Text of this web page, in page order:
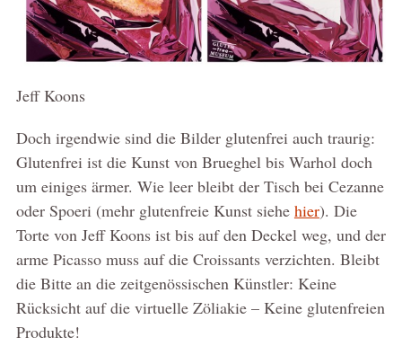
Jeff Koons
Doch irgendwie sind die Bilder glutenfrei auch traurig:
Glutenfrei ist die Kunst von Brueghel bis Warhol doch
um einiges ärmer. Wie leer bleibt der Tisch bei Cezanne
oder Spoeri (mehr glutenfreie Kunst siehe hier). Die
Torte von Jeff Koons ist bis auf den Deckel weg, und der
arme Picasso muss auf die Croissants verzichten. Bleibt
die Bitte an die zeitgenössischen Künstler: Keine
Rücksicht auf die virtuelle Zöliakie – Keine glutenfreien
Produkte!